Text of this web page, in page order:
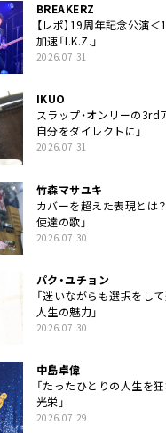
BREAKERZ
【レポ】19周年記念公演
加速「I.K.Z.」
2026.07.31
IKUO
スラップ・オンリーの3rd
自分をダイレクトに」
2026.07.31
竹森マサユキ
カバーを超えた表現とは
使達の歌」
2026.07.30
パク・ユチョン
「迷いながらも選択をし
人生の魅力」
2026.07.30
中島卓偉
「たったひとりの人生を
光栄」
2026.07.29